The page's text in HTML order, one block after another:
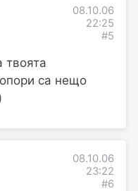
08.10.06
22:25
#5
твоята
са нещо
08.10.06
23:22
#6